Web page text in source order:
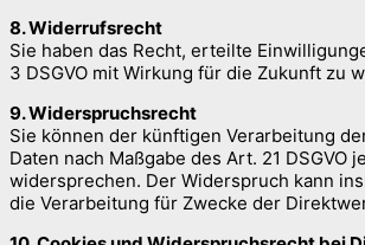
8. Widerrufsrecht
Sie haben das Recht, erteilte
3 DSGVO mit Wirkung für die Zukunft zu
9. Widerspruchsrecht
Sie können der künftigen Verarbeitung
Daten nach Maßgabe des Art. 21 DSGVO
widersprechen. Der Widerspruch kann
die Verarbeitung für Zwecke der